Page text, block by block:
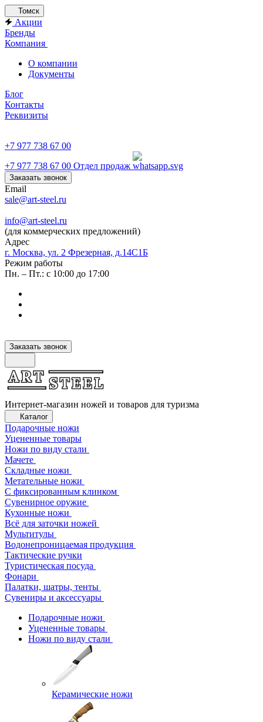
Томск
Акции
Бренды
Компания
О компании
Документы
Блог
Контакты
Реквизиты
+7 977 738 67 00
+7 977 738 67 00 Отдел продаж
Заказать звонок
Email
sale@art-steel.ru
info@art-steel.ru
(для коммерческих предложений)
Адрес
г. Москва, ул. 2 Фрезерная, д.14С1Б
Режим работы
Пн. – Пт.: с 10:00 до 17:00
Заказать звонок
Интернет-магазин ножей и товаров для туризма
Каталог
Подарочные ножи
Уцененные товары
Ножи по виду стали
Мачете
Складные ножи
Метательные ножи
С фиксированным клинком
Сувенирное оружие
Кухонные ножи
Всё для заточки ножей
Мультитулы
Водонепроницаемая продукция
Тактические ручки
Туристическая посуда
Фонари
Палатки, шатры, тенты
Сувениры и аксессуары
Подарочные ножи
Уцененные товары
Ножи по виду стали
Керамические ножи